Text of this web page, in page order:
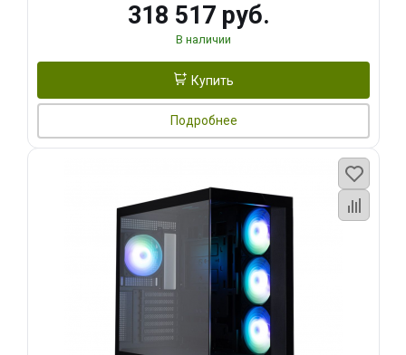
318 517 руб.
В наличии
Купить
Подробнее